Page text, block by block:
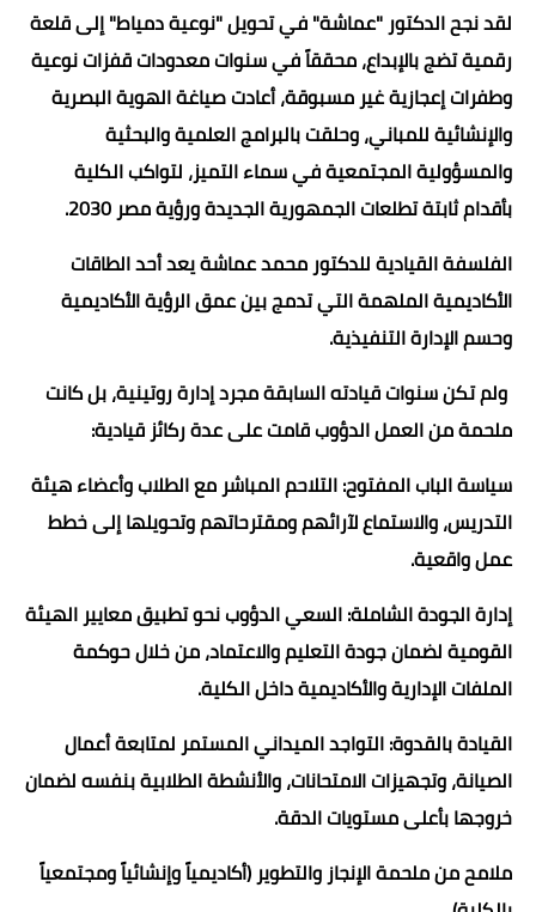
لقد نجح الدكتور "عماشة" في تحويل "نوعية دمياط" إلى قلعة
رقمية تضج بالإبداع، محققاً في سنوات معدودات قفزات نوعية
وطفرات إعجازية غير مسبوقة، أعادت صياغة الهوية البصرية
والإنشائية للمباني، وحلقت بالبرامج العلمية والبحثية
والمسؤولية المجتمعية في سماء التميز، لتواكب الكلية
بأقدام ثابتة تطلعات الجمهورية الجديدة ورؤية مصر 2030.
الفلسفة القيادية للدكتور محمد عماشة يعد أحد الطاقات
الأكاديمية الملهمة التي تدمج بين عمق الرؤية الأكاديمية
وحسم الإدارة التنفيذية.
ولم تكن سنوات قيادته السابقة مجرد إدارة روتينية، بل كانت
ملحمة من العمل الدؤوب قامت على عدة ركائز قيادية:
سياسة الباب المفتوح: التلاحم المباشر مع الطلاب وأعضاء هيئة
التدريس، والاستماع لآرائهم ومقترحاتهم وتحويلها إلى خطط
عمل واقعية.
إدارة الجودة الشاملة: السعي الدؤوب نحو تطبيق معايير الهيئة
القومية لضمان جودة التعليم والاعتماد، من خلال حوكمة
الملفات الإدارية والأكاديمية داخل الكلية.
القيادة بالقدوة: التواجد الميداني المستمر لمتابعة أعمال
الصيانة، وتجهيزات الامتحانات، والأنشطة الطلابية بنفسه لضمان
خروجها بأعلى مستويات الدقة.
ملامح من ملحمة الإنجاز والتطوير (أكاديمياً وإنشائياً ومجتمعياً